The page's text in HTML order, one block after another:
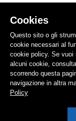
Cookies
Questo sito o gli
cookie necessari al
cookie policy. Se vuoi
alcuni cookie,
scorrendo questa
navigazione in altra
Policy